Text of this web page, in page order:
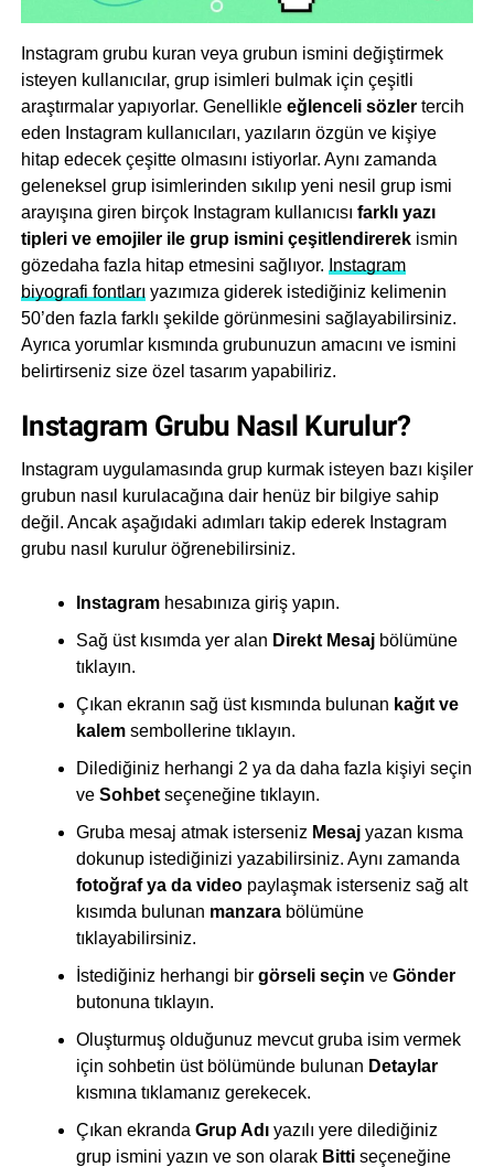
Instagram grubu kuran veya grubun ismini değiştirmek
isteyen kullanıcılar, grup isimleri bulmak için çeşitli
araştırmalar yapıyorlar. Genellikle eğlenceli sözlertercih
eden Instagram kullanıcıları, yazıların özgün ve kişiye
hitap edecek çeşitte olmasını istiyorlar. Aynı zamanda
geleneksel grup isimlerinden sıkılıp yeni nesil grup ismi
arayışına giren birçok Instagram kullanıcısı farklı yazı
tipleri ve emojiler ile grup ismini çeşitlendirerekismin
gözedaha fazla hitap etmesini sağlıyor. Instagram
biyografi fontları yazımıza giderek istediğiniz kelimenin
50’den fazla farklı şekilde görünmesini sağlayabilirsiniz.
Ayrıca yorumlar kısmında grubunuzun amacını ve ismini
belirtirseniz size özel tasarım yapabiliriz.
Instagram Grubu Nasıl Kurulur?
Instagram uygulamasında grup kurmak isteyen bazı kişiler
grubun nasıl kurulacağına dair henüz bir bilgiye sahip
değil. Ancak aşağıdaki adımları takip ederek Instagram
grubu nasıl kurulur öğrenebilirsiniz.
Instagramhesabınıza giriş yapın.
Sağ üst kısımda yer alan Direkt Mesajbölümüne
tıklayın.
Çıkan ekranın sağ üst kısmında bulunan kağıt ve
kalemsembollerine tıklayın.
Dilediğiniz herhangi 2 ya da daha fazla kişiyi seçin
ve Sohbetseçeneğine tıklayın.
Gruba mesaj atmak isterseniz Mesajyazan kısma
dokunup istediğinizi yazabilirsiniz. Aynı zamanda
fotoğraf ya da videopaylaşmak isterseniz sağ alt
kısımda bulunan manzarabölümüne
tıklayabilirsiniz.
İstediğiniz herhangi bir görseli seçin ve Gönder
butonuna tıklayın.
Oluşturmuş olduğunuz mevcut gruba isim vermek
için sohbetin üst bölümünde bulunan Detaylar
kısmına tıklamanız gerekecek.
Çıkan ekranda Grup Adıyazılı yere dilediğiniz
grup ismini yazın ve son olarak Bittiseçeneğine